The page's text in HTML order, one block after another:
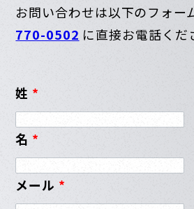
お問い合わせは以下のフォー
770-0502 に直接お電話くだ
姓 *
名 *
メール *